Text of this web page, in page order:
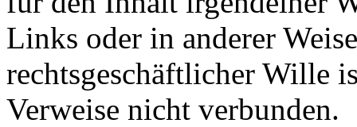
Links oder in anderer
rechtsgeschäftlicher Wille
Verweise nicht verbunden.